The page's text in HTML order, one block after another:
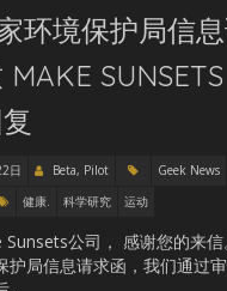
环境保护局信
日 Beta, Pilot
Geek News
健康. 科学研究 运动
公司， 感谢您的来信
护局信息请求函，我们通过